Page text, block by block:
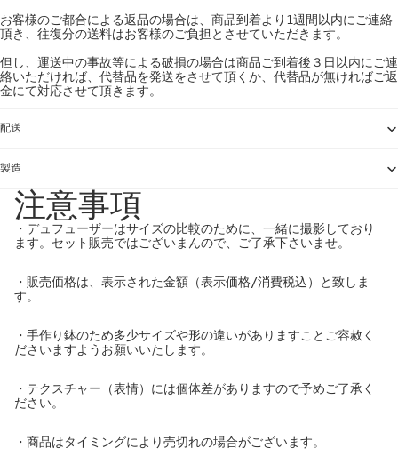
お客様のご都合による返品の場合は、商品到着より1週間以内にご連絡
頂き、往復分の送料はお客様のご負担とさせていただきます。
但し、運送中の事故等による破損の場合は商品ご到着後３日以内にご連
絡いただければ、代替品を発送をさせて頂くか、代替品が無ければご返
金にて対応させて頂きます。
配送
製造
注意事項
・デュフューザーはサイズの比較のために、一緒に撮影しており
ます。セット販売ではございまんので、ご了承下さいませ。
・販売価格は、表示された金額（表示価格/消費税込）と致しま
す。
・手作り鉢のため多少サイズや形の違いがありますことご容赦く
ださいますようお願いいたします。
・テクスチャー（表情）には個体差がありますので予めご了承く
ださい。
・商品はタイミングにより売切れの場合がございます。